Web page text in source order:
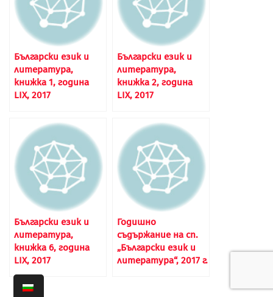
Български език и
литература,
книжка 1, година
LIX, 2017
Български език и
литература,
книжка 2, година
LIX, 2017
Български език и
литература,
книжка 6, година
LIX, 2017
Годишно
съдържание на сп.
„Български език и
литература“, 2017 г.